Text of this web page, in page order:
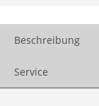
Beschreibung
Service